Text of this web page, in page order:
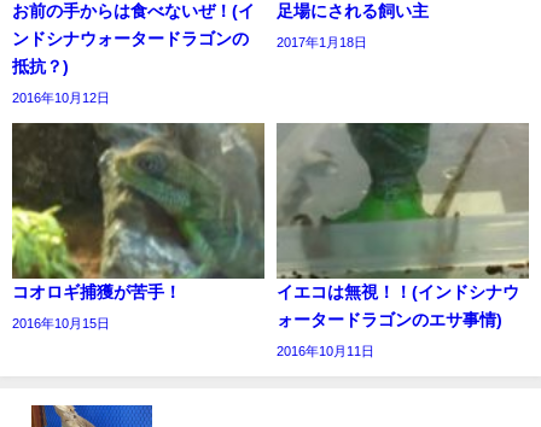
お前の手からは食べないぜ！(イ
ンドシナウォータードラゴンの
抵抗？)
2016年10月12日
足場にされる飼い主
2017年1月18日
コオロギ捕獲が苦手！
2016年10月15日
イエコは無視！！(インドシナウ
ォータードラゴンのエサ事情)
2016年10月11日